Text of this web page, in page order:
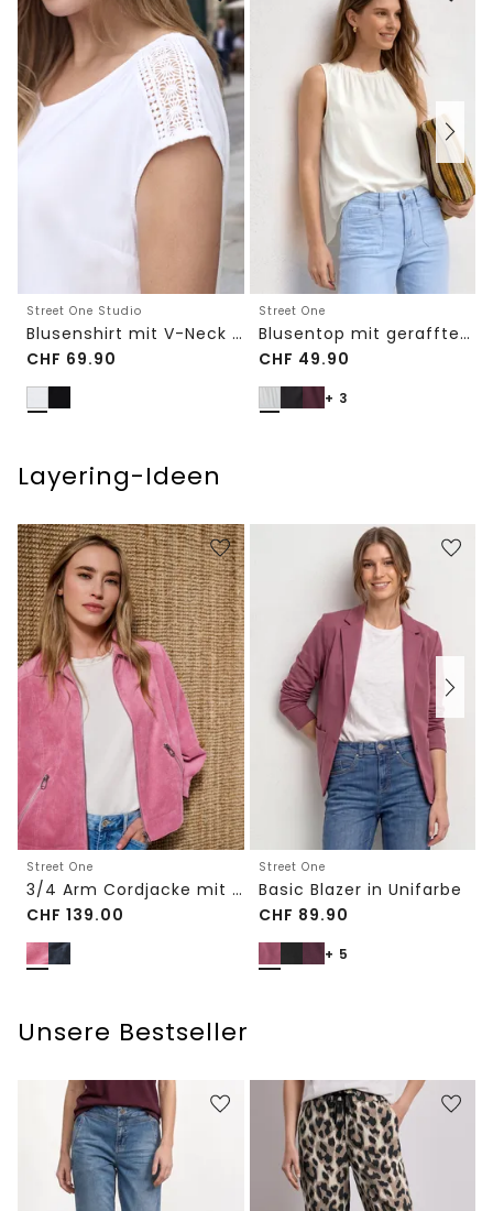
Street One Studio
Blusenshirt mit V-Neck und Spitze
CHF 69.90
Street One
Blusentop mit gerafftem Rundhals
CHF 49.90
+ 3
Layering-Ideen
Street One
3/4 Arm Cordjacke mit Hemdkragen
CHF 139.00
Street One
Basic Blazer in Unifarbe
CHF 89.90
+ 5
Unsere Bestseller